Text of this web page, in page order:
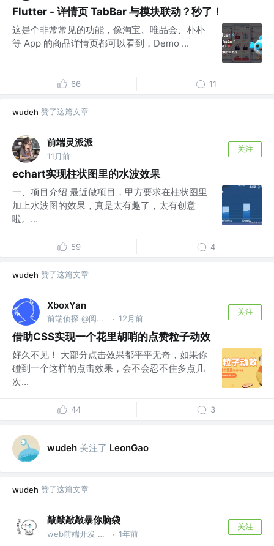
Flutter - 详情页 TabBar 与模块联动？秒了！
这是个非常常见的功能，像淘宝、唯品会、朴朴
等 App 的商品详情页都可以看到，Demo ...
66 11
wudeh 赞了这篇文章
前端灵派派
11月前
关注
echart实现柱状图里的水波效果
一、项目介绍 最近做项目，甲方要求在柱状图里
加上水波图的效果，真是太有趣了，太有创意
啦。...
59 4
wudeh 赞了这篇文章
XboxYan
前端侦探 @阅文集团 · 12月前
关注
借助CSS实现一个花里胡哨的点赞粒子动效
好久不见！ 大部分点击效果都平平无奇，如果你
碰到一个这样的点击效果，会不会忍不住多点几
次...
44 3
wudeh 关注了 LeonGao
wudeh 赞了这篇文章
敲敲敲敲暴你脑袋
web前端开发 @可视化 · 1年前
关注